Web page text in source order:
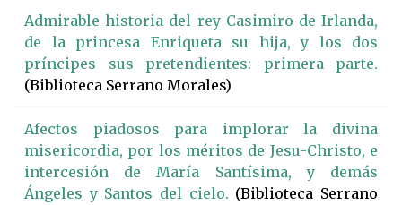
Admirable historia del rey Casimiro de Irlanda,
de la princesa Enriqueta su hija, y los dos
príncipes sus pretendientes: primera parte.
(Biblioteca Serrano Morales)
Afectos piadosos para implorar la divina
misericordia, por los méritos de Jesu-Christo, e
intercesión de María Santísima, y demás
Ángeles y Santos del cielo. (Biblioteca Serrano